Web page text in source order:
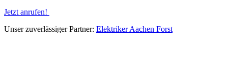
Jetzt anrufen!
Unser zuverlässiger Partner: Elektriker Aachen Forst